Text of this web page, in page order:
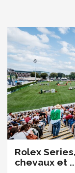
Rolex
chevaux et